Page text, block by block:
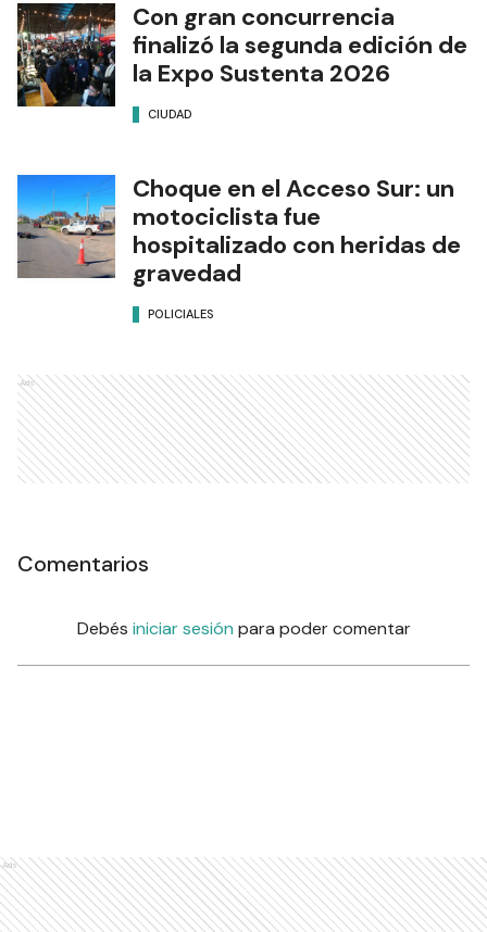
Con gran concurrencia
finalizó la segunda edición de
la Expo Sustenta 2026
CIUDAD
Choque en el Acceso Sur: un
motociclista fue
hospitalizado con heridas de
gravedad
POLICIALES
Ads
Comentarios
Debés iniciar sesión para poder comentar
Ads